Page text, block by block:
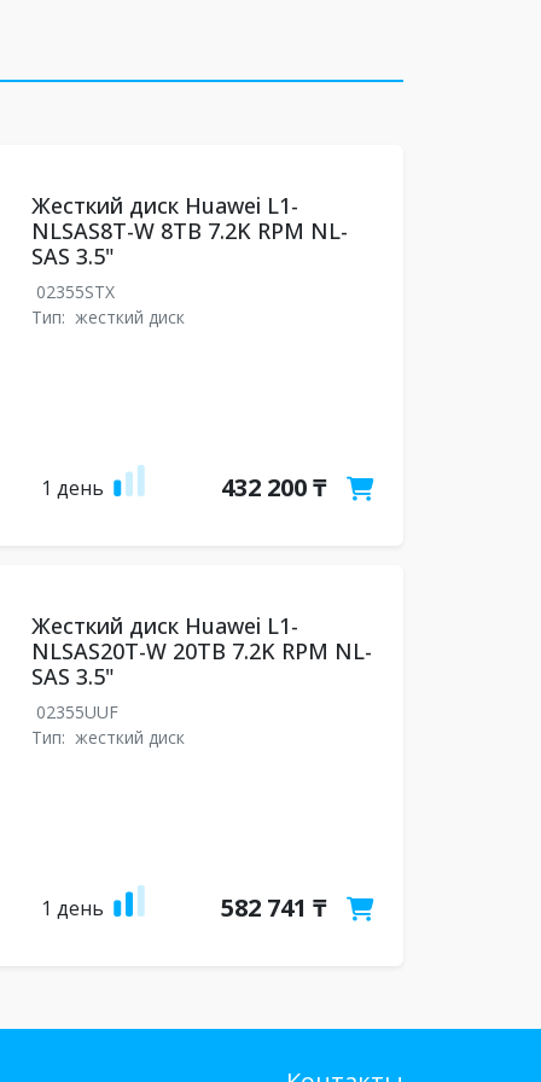
Жесткий диск Huawei L1-
NLSAS8T-W 8TB 7.2K RPM NL-
SAS 3.5"
02355STX
Тип: жесткий диск
1 день 432 200 ₸
Жесткий диск Huawei L1-
NLSAS20T-W 20TB 7.2K RPM NL-
SAS 3.5"
02355UUF
Тип: жесткий диск
1 день 582 741 ₸